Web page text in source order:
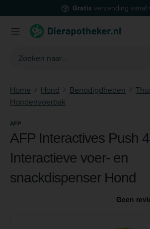
Ga naar de hoofdinhoudGratis verzending vanaf
Home Hond Benodigdheden
Hondenvoerbak
AFP
AFP Interactives Push
Interactieve voer- en
snackdispenser Hond